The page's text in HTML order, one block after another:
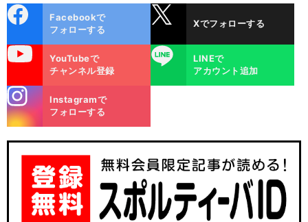
ok
Facebookで
フォローする
Xでフォローする
YouTubeで
チャンネル登録
LINE
LINEで
アカウント追加
m
Instagramで
フォローする